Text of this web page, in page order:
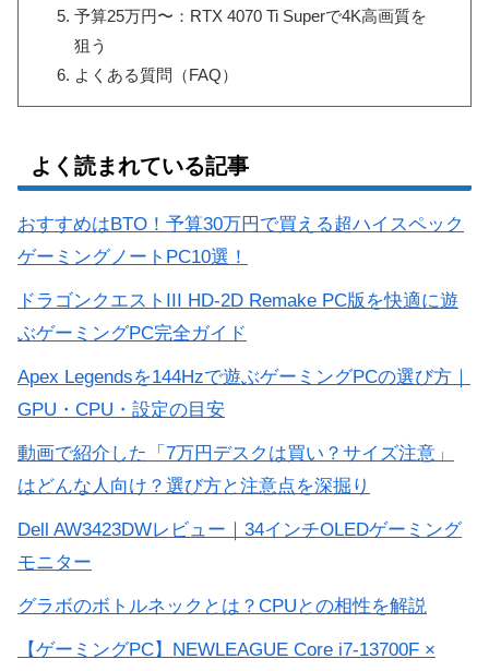
予算25万円〜：RTX 4070 Ti Superで4K高画質を
狙う
よくある質問（FAQ）
よく読まれている記事
おすすめはBTO！予算30万円で買える超ハイスペック
ゲーミングノートPC10選！
ドラゴンクエストIII HD-2D Remake PC版を快適に遊
ぶゲーミングPC完全ガイド
Apex Legendsを144Hzで遊ぶゲーミングPCの選び方｜
GPU・CPU・設定の目安
動画で紹介した「7万円デスクは買い？サイズ注意」
はどんな人向け？選び方と注意点を深掘り
Dell AW3423DWレビュー｜34インチOLEDゲーミング
モニター
グラボのボトルネックとは？CPUとの相性を解説
【ゲーミングPC】NEWLEAGUE Core i7-13700F ×